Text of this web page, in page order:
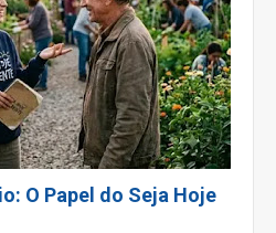
O Papel do Seja Hoje